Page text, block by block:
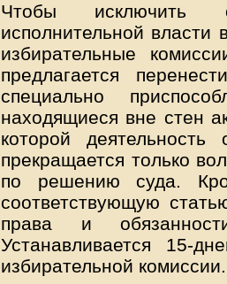
Чтобы исключить
исполнительной
избирательные
предлагается
специально
находящиеся вне стен
которой деятельность
прекращается только
по решению суда.
соответствующую
права и
Устанавливается 15-
избирательной комиссии.